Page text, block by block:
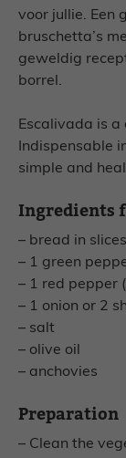
voor jullie. Een
bruschetta’s
geweldig
borrel.
Escalivada is
Indispensable
simple and
Ingredients
– bread in slices
– 1 green
– 1 red pepper
– 1 onion or 2
– salt
– olive oil
– anchovies
Preparation
– Clean the